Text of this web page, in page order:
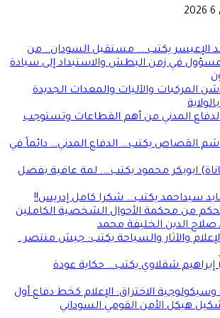
الإعيسر يكتب…. مستقبل السودان.. من
في زمن البطش والاستبداد إلى سيادة
المركبات والآليات والمعدات الجديدة
الدفاع المدني من أهم القطاعات وتستوجب
القصاص يكتب… الدفاع المدني… دائماً في
ابوبكر محمود يكتب…. لمة عافية بفضل
سيداحمد يكتب… شكرا كامل إدريس!!
بحكم من محكمة الأحوال الشخصية الكاملين
الدين الخليفة محمد
والآثار والسياحة يكتب: جيش منتصر..
إبراهيم شقلاوي يكتب… حكاية عودة
وسيكولوجية الاختراق: الإعلام كخط دفاع أول
هيكل الأمن القومي السوداني